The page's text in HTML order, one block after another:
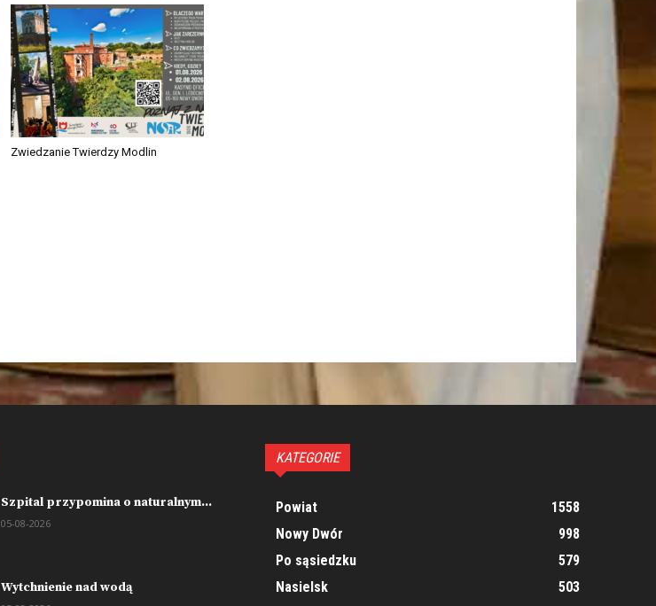
Zwiedzanie Twierdzy Modlin
Szpital przypomina o naturalnym...
05-08-2026
Wytchnienie nad wodą
KATEGORIE
Powiat
1558
Nowy Dwór
998
Po sąsiedzku
579
Nasielsk
503